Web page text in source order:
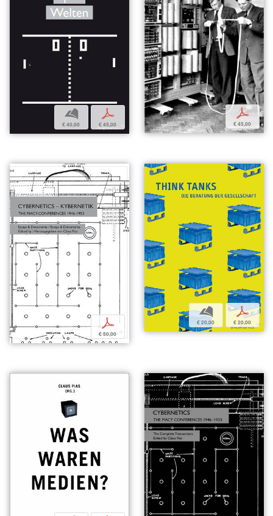
b
€ 40,00
p
€ 45,00
p
€ 45,00
p
€ 50,00
b
€ 20,00
p
€ 20,00